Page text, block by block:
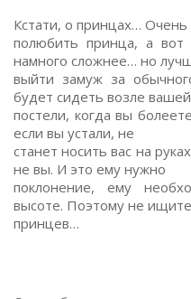
Кстати, о принцах… Очень
полюбить принца, а
намного сложнее… но
выйти замуж за
будет сидеть возле вашей
постели, когда вы
если вы устали, не
станет носить вас на
не вы. И это ему нужно
поклонение, ему
высоте. Поэтому не ищите
принцев…